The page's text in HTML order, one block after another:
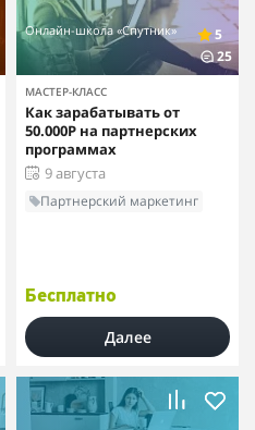
Онлайн-школа «Спутник»
5
25
МАСТЕР-КЛАСС
Как зарабатывать от
50.000Р на партнерских
программах
9 августа
Партнерский маркетинг
Бесплатно
Далее